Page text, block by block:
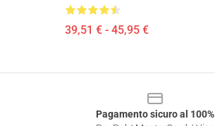
39,51 € - 45,95 €
Pagamento sicuro al 100%